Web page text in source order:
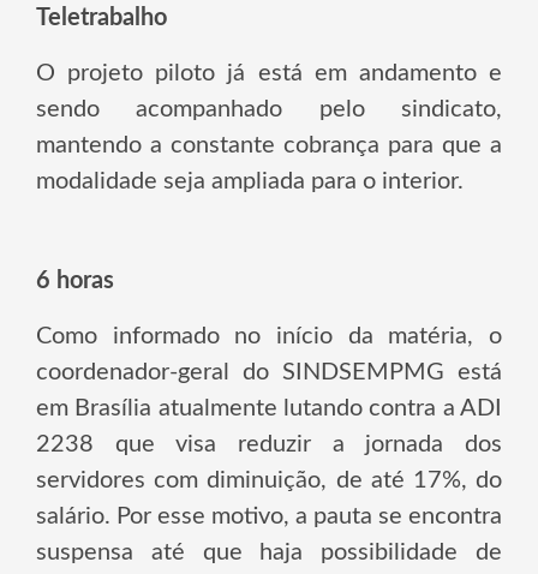
Teletrabalho
O projeto piloto já está em andamento e
sendo acompanhado pelo sindicato,
mantendo a constante cobrança para que a
modalidade seja ampliada para o interior.
6 horas
Como informado no início da matéria, o
coordenador-geral do SINDSEMPMG está
em Brasília atualmente lutando contra a ADI
2238 que visa reduzir a jornada dos
servidores com diminuição, de até 17%, do
salário. Por esse motivo, a pauta se encontra
suspensa até que haja possibilidade de